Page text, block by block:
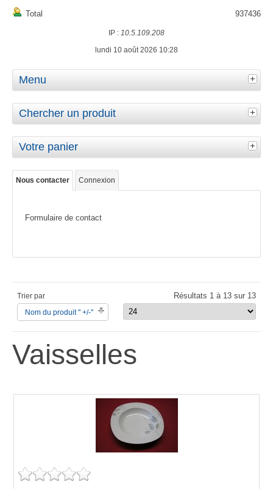
Total 937436
IP : 10.5.109.208
lundi 10 août 2026 10:28
Menu
Chercher un produit
Votre panier
Nous contacter Connexion
Formulaire de contact
Trier par
Nom du produit " +/-"
Résultats 1 à 13 sur 13
Vaisselles